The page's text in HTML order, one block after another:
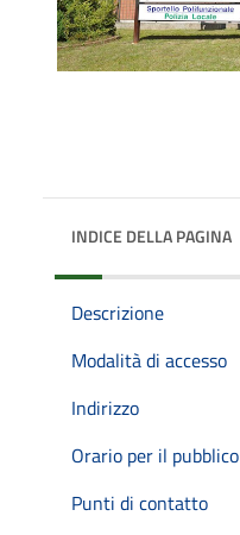
INDICE DELLA PAGINA
Descrizione
Modalità di accesso
Indirizzo
Orario per il pubblico
Punti di contatto